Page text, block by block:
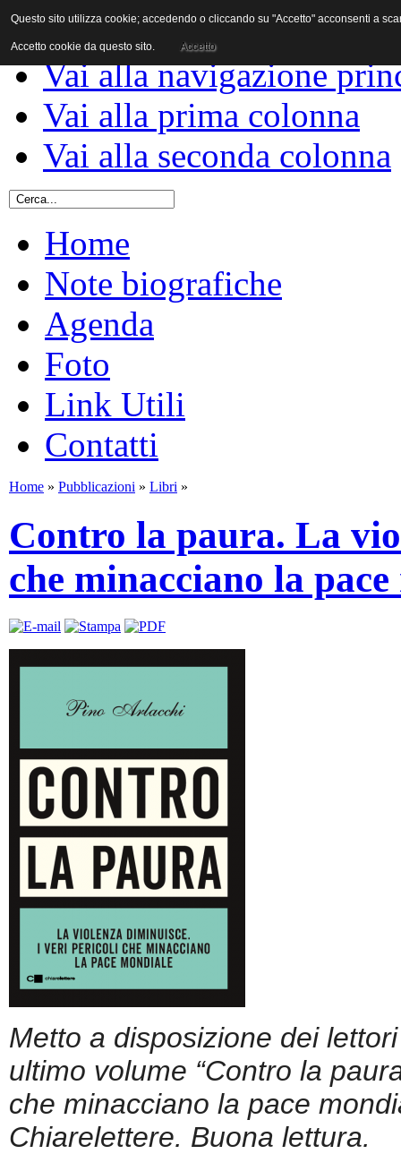
Vai al contenuto
Vai alla navigazione
Vai alla prima colonna
Vai alla seconda colonna
Home
Note biografiche
Agenda
Foto
Link Utili
Contatti
Home » Pubblicazioni » Libri »
Contro la paura. La
che minacciano la
Metto a disposizione dei
ultimo volume “Contro la
che minacciano la pace
Chiarelettere. Buona lettura.
Questo sito utilizza cookie; accedendo o cliccando su "Accetto" acconsenti a
Accetto cookie da questo sito. Accetto